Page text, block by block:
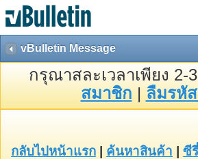
vBulletin Message
กรุณาสละเวลาเพียง 2-
สมาชิก | ลืมรหั
กลับไปหน้าแรก ค้นหาสินค้า
ซี